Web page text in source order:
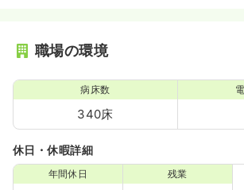
職場の環境
病床数
340床
休日・休暇詳細
年間休日 残業